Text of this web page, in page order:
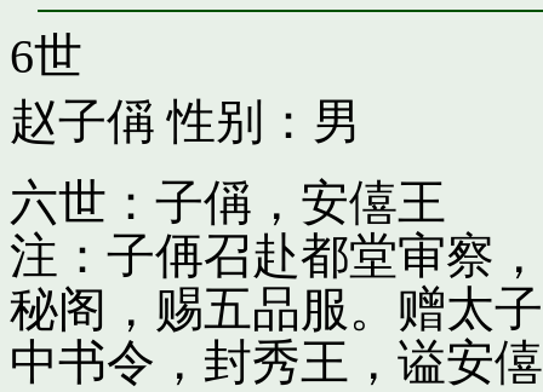
6世
赵子偁 性别：男
六世：子偁，安僖王
注：子侢召赴都堂审察
秘阁，赐五品服。赠太
中书令，封秀王，谥安